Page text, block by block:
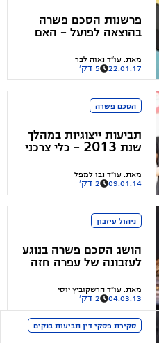
פרשנות הסכם פשרה
בהוצאה לפועל - האם
מאת: עו"ד נאוה לבר
22.01.17 5 דק'
הסכם פשרה
תביעות ייצוגיות במהלך
שנת 2013 - כלי צרכני
מאת: עו"ד נבו למפל
09.01.14 2 דק'
ניהול עיזבון
הושג הסכם פשרה בנוגע
לעזבונה של עפרה חזה
מאת: עו"ד הרשקוביץ יוסי
04.03.13 2 דק'
סקירת פסקי דין תביעות בנקים